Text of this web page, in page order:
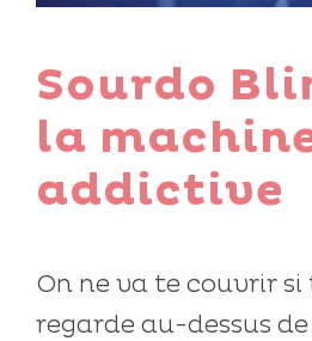
Sourdo
la
addictive
On ne va te couvrir si
regarde au-dessus